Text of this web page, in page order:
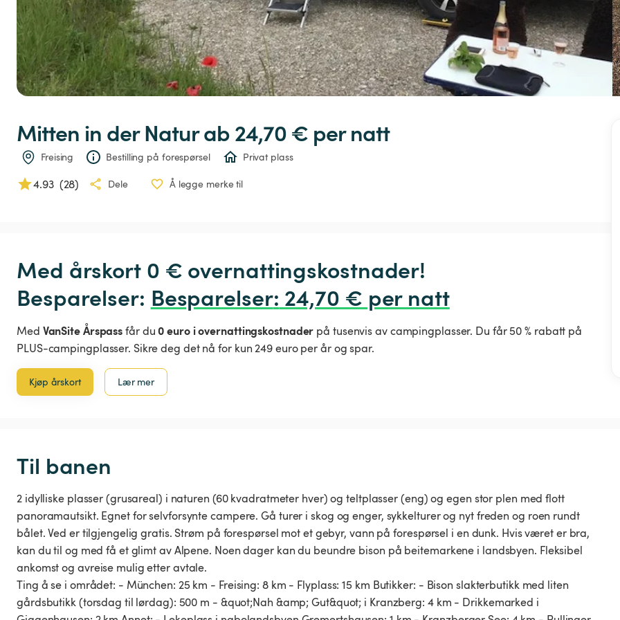
Mitten in der Natur ab 24,70 € per natt
Freising Bestilling på forespørsel Privat plass
4.93 (28) Dele Å legge merke til
Med årskort 0 € overnattingskostnader!
Besparelser: Besparelser: 24,70 € per natt
Med VanSite Årspassfår du0 euro i overnattingskostnader på tusenvis av campingplasser. Du får 50 % rabatt på
PLUS-campingplasser. Sikre deg det nå for kun 249 euro per år og spar.
Kjøp årskort Lær mer
Til banen
2 idylliske plasser (grusareal) i naturen (60 kvadratmeter hver) og teltplasser (eng) og egen stor plen med flott
panoramautsikt. Egnet for selvforsynte campere. Gå turer i skog og enger, sykkelturer og nyt freden og roen rundt
bålet. Ved er tilgjengelig gratis. Strøm på forespørsel mot et gebyr, vann på forespørsel i en dunk. Hvis været er bra,
kan du til og med få et glimt av Alpene. Noen dager kan du beundre bison på beitemarkene i landsbyen. Fleksibel
ankomst og avreise mulig etter avtale.
Ting å se i området: - München: 25 km - Freising: 8 km - Flyplass: 15 km Butikker: - Bison slakterbutikk med liten
gårdsbutikk (torsdag til lørdag): 500 m - &quot;Nah &amp; Gut&quot; i Kranzberg: 4 km - Drikkemarked i